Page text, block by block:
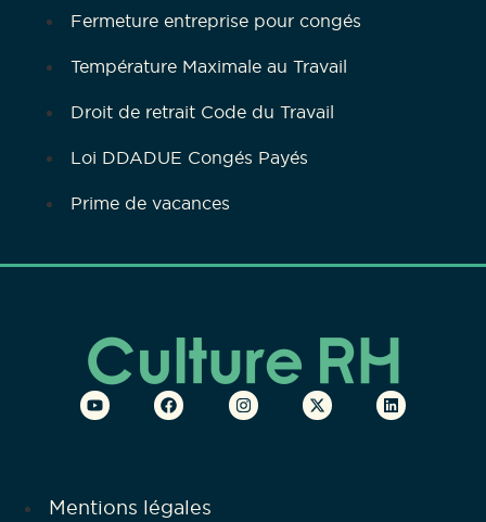
Fermeture entreprise pour congés
Température Maximale au Travail
Droit de retrait Code du Travail
Loi DDADUE Congés Payés
Prime de vacances
Mentions légales